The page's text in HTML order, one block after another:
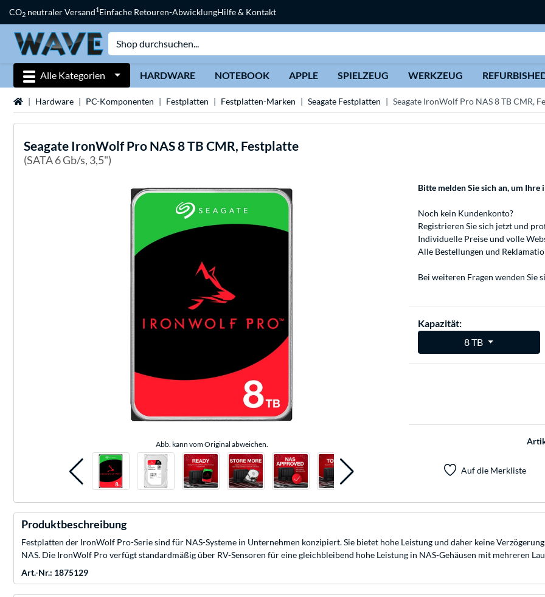
CO2 neutraler Versand1Einfache Retouren-AbwicklungHilfe & Kontakt
Alle Kategorien HARDWARE NOTEBOOK APPLE SPIELZEUG WERKZEUG
StartseiteHardware PC-Komponenten Festplatten Festplatten-Marken Seagate Festplatten Seagate IronWolf Pro NAS 8 TB CMR,
Seagate IronWolf Pro NAS 8 TB CMR, Festplatte
(SATA 6 Gb/s, 3,5")
Abb. kann vom Original abweichen.
Bitte melden Sie sich an, um Ihre
Noch kein Kundenkonto?
Registrieren Sie sich jetzt und
Individuelle Preise und volle
Alle Bestellungen und
Bei weiteren Fragen wenden Sie
Kapazität:
8 TB
Auf die Merkliste
Produktbeschreibung
Festplatten der IronWolf Pro-Serie sind für NAS-Systeme in Unternehmen konzipiert. Sie bietet hohe Leistung und daher keine
NAS. Die IronWolf Pro verfügt standardmäßig über RV-Sensoren für eine gleichbleibend hohe Leistung in NAS-Gehäusen mit mehreren
Art.-Nr.: 1875129